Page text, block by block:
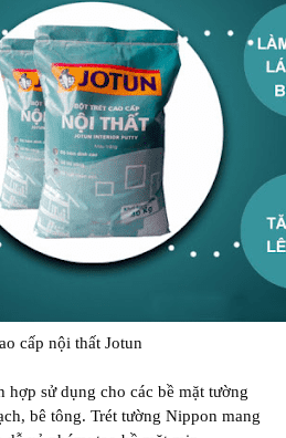
cấp nội thất Jotun
hợp sử dụng cho các bề mặt tường
bê tông. Trét tường Nippon mang